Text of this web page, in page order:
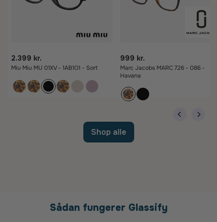
2.399 kr.
Miu Miu MU 01XV - 1AB1O1 - Sort
999 kr.
Marc Jacobs MARC 726 - 086 -
Havana
Shop alle
Sådan fungerer Glassify